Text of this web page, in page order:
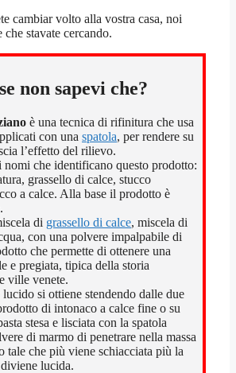
cambiar volto alla vostra casa, noi
stavate cercando.
non sapevi che?
è una tecnica di rifinitura che usa
con una spatola, per rendere su
l’effetto del rilievo.
nomi che identificano questo prodotto:
grassello di calce, stucco
a calce. Alla base il prodotto è
di grassello di calce, miscela di
con una polvere impalpabile di
che permette di ottenere una
e pregiata, tipica della storia
ville venete.
si ottiene stendendo dalle due
di intonaco a calce fine o su
stesa e lisciata con la spatola
di marmo di penetrare nella massa
tale che più viene schiacciata più la
lucida.